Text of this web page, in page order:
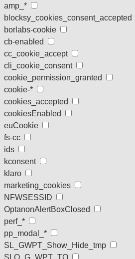
amp_*
blocksy_cookies_consent_accepted
borlabs-cookie
cb-enabled
cc_cookie_accept
cli_cookie_consent
cookie_permission_granted
cookie-*
cookies_accepted
cookiesEnabled
euCookie
fs-cc
ids
kconsent
klaro
marketing_cookies
NFWSESSID
OptanonAlertBoxClosed
perf_*
pp_modal_*
SL_GWPT_Show_Hide_tmp
SLO_G_WPT_TO